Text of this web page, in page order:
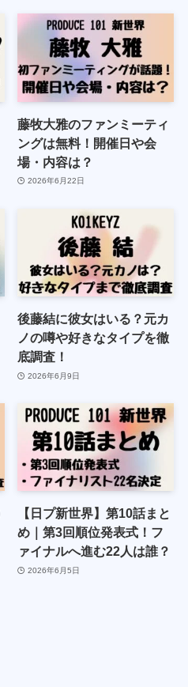
藤牧大雅のファンミーティ
ングは無料！開催日や会
場・内容は？
2026年6月22日
後藤結に彼女はいる？元カ
ノの噂や好きなタイプを徹
底調査！
2026年6月9日
【日プ新世界】第10話まと
め｜第3回順位発表式！フ
ァイナルへ進む22人は誰？
2026年6月5日